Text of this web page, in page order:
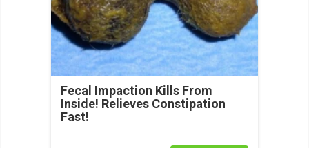
Fecal Impaction Kills From
Inside! Relieves Constipation
Fast!